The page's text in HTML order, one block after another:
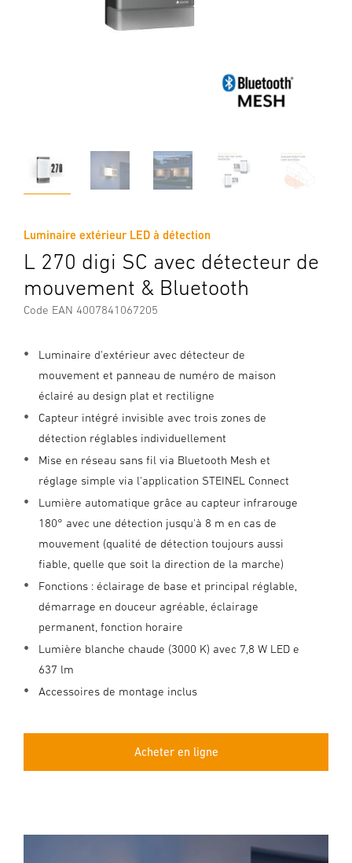
Luminaire extérieur LED à détection
L 270 digi SC avec détecteur de
mouvement & Bluetooth
Code EAN 4007841067205
Luminaire d'extérieur avec détecteur de
mouvement et panneau de numéro de maison
éclairé au design plat et rectiligne
Capteur intégré invisible avec trois zones de
détection réglables individuellement
Mise en réseau sans fil via Bluetooth Mesh et
réglage simple via l'application STEINEL Connect
Lumière automatique grâce au capteur infrarouge
180° avec une détection jusqu'à 8 m en cas de
mouvement (qualité de détection toujours aussi
fiable, quelle que soit la direction de la marche)
Fonctions : éclairage de base et principal réglable,
démarrage en douceur agréable, éclairage
permanent, fonction horaire
Lumière blanche chaude (3000 K) avec 7,8 W LED e
637 lm
Accessoires de montage inclus
Acheter en ligne